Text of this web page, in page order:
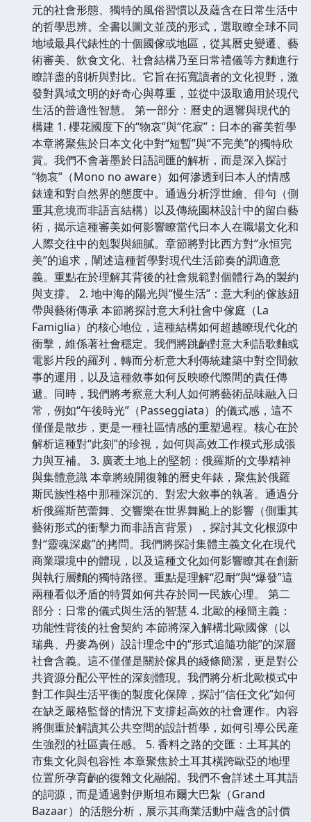
元的社會形態、獨特的風俗習慣以及蘊含在日常生活中
的哲學思辨。全書以圖文並茂的形式，選取瞭全球不同
地域最具代錶性的十個國傢或地區，從其曆史變遷、藝
術審美、飲食文化、社會結構乃至日常禮儀等方麵進行
瞭詳盡的剖析與對比。它旨在拓寬讀者的文化視野，激
發對異域文明的好奇心與尊重，並從中汲取適用於現代
生活的普適性智慧。 第一部分：曆史的迴響與現代的
構建 1. 櫻花國度下的“物哀”與“侘寂”：日本的審美哲學
本章將聚焦於日本文化中對“短暫”與“不完美”的獨特欣
賞。我們不會著墨於日語詞匯的解析，而是深入探討
“物哀”（Mono no aware）如何滲透到日本人的情感
錶達和對自然界的態度中。通過分析浮世繪、俳句（側
重其意境而非語言結構）以及傳統園林設計中的留白藝
術，揭示這種審美如何影響瞭當代日本人在職場文化和
人際交往中的剋製與細膩。章節將對比西方對“永恒完
美”的追求，闡述這種哲學對現代生活節奏的調適意
義。重點在於理解其背後的社會規範對個體行為的製約
與支撐。 2. 地中海的陽光與“慢生活”：意大利的傢族紐
帶與藝術傳承 本節將探討意大利社會中傢庭（La
Famiglia）的核心地位，這種結構如何超越瞭現代化的
衝擊，維係著社會穩定。我們將跳齣對意大利語歌麯或
電影片段的羅列，轉而分析意大利傳統建築中對空間敘
事的運用，以及這種敘事如何反映瞭代際間的責任傳
遞。同時，我們將考察意大利人如何將藝術品味融入日
常，例如“午後時光”（Passeggiata）的儀式感，這不
僅僅是散步，更是一種社區情感的重塑過程。核心在於
解析這種對“此刻”的珍視，如何與高效工作模式形成張
力與互補。 3. 廣袤土地上的堅韌：俄羅斯的文學精神
與集體意識 本章將繞開復雜的曆史年錶，聚焦於俄羅
斯民族性格中那種深沉的、對宏大敘事的執著。通過分
析俄羅斯芭蕾舞、交響樂在世界舞颱上的影響（側重其
藝術形式的衝擊力而非語言背景），探討其文化根源中
對“靈魂深處”的拷問。我們將探討集體主義文化在現代
商業環境中的體現，以及這種文化如何影響瞭其在創新
與執行層麵的獨特路徑。重點是理解“忍耐”與“爆發”這
兩種看似矛盾的特質如何共存於同一民族心理。 第二
部分：日常的儀式與生活的智慧 4. 北歐的極簡主義：
功能性背後的社會契約 本節將深入解構北歐國傢（以
瑞典、丹麥為例）設計理念中的“形式追隨功能”的深層
社會含義。這不僅僅是關於傢具的綫條簡潔，更是對公
共資源分配公平性的深刻體現。我們將分析北歐模式中
對工作與生活平衡的製度化保障，探討“信任文化”如何
在缺乏嚴格監督的情況下支撐起高效的社會運作。內容
將側重於解讀其公共空間的設計哲學，如何引導公民産
生強烈的社區責任感。 5. 香料之路的交匯：土耳其的
市集文化與包容性 本章聚焦於土耳其橫跨歐亞的地理
位置所孕育齣的復雜文化融閤。我們不會詳述土耳其語
的詞源，而是通過對伊斯坦布爾大巴紮（Grand
Bazaar）的活態分析，展示其商業活動中蘊含的討價